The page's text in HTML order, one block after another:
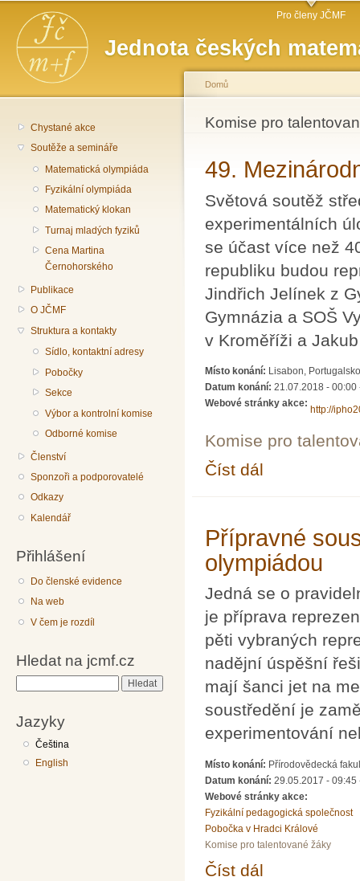
Jednota českých
Hlavní menu Pro členy JČMF
Chystané akce
Soutěže a semináře
Matematická olympiáda
Fyzikální olympiáda
Matematický klokan
Turnaj mladých fyziků
Cena Martina
Černohorského
Publikace
O JČMF
Struktura a kontakty
Sídlo, kontaktní adresy
Pobočky
Sekce
Výbor a kontrolní komise
Odborné komise
Členství
Sponzoři a podporovatelé
Odkazy
Kalendář
Přihlášení
Do členské evidence
Na web
V čem je rozdíl
Hledat na jcmf.cz
Jazyky
Čeština
English
Jste zde
Domů
Komise pro
49.
Světová soutěž
experimentálních
se účast více než
republiku budou
Jindřich Jelínek z
Gymnázia a SOŠ
v Kroměříži a
Místo konání: Lisabon, Portugalsko
Datum konání: 21.07.2018 - 00:00
Webové stránky akce:
http://
Komise pro
Číst dál
Přípravné
olympiádou
Jedná se o
je příprava
pěti vybraných
nadějní úspěšní
mají šanci jet na
soustředění je
experimentování
Místo konání: Přírodovědecká
Datum konání: 29.05.2017 - 09:45
Webové stránky akce:
Fyzikální pedagogická společnost
Pobočka v Hradci Králové
Komise pro talentované žáky
Číst dál